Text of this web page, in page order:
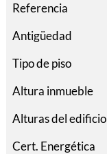
Referencia
Antigüedad
Tipo de piso
Altura inmueble
Alturas del edificio
Cert. Energética